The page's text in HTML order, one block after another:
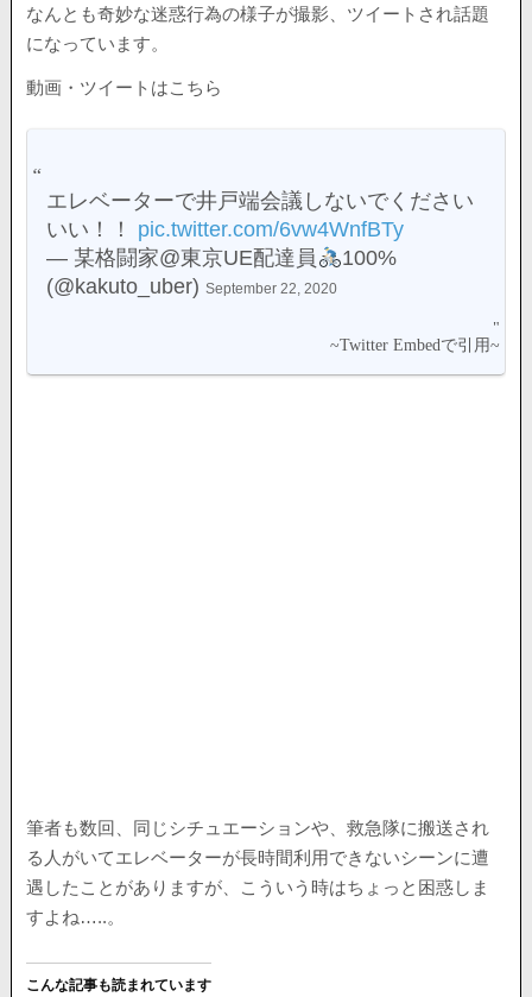
なんとも奇妙な迷惑行為の様子が撮影、ツイートされ話題
になっています。
動画・ツイートはこちら
エレベーターで井戸端会議しないでください
いい！！ pic.twitter.com/6vw4WnfBTy
— 某格闘家@東京UE配達員
100%
(@kakuto_uber)September 22, 2020
筆者も数回、同じシチュエーションや、救急隊に搬送され
る人がいてエレベーターが長時間利用できないシーンに遭
遇したことがありますが、こういう時はちょっと困惑しま
すよね…..。
こんな記事も読まれています